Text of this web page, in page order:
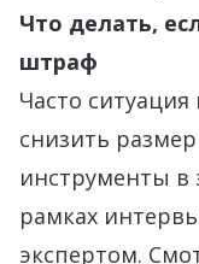
Что делать,
штраф
Часто
снизить
инструменты в
рамках
экспертом.